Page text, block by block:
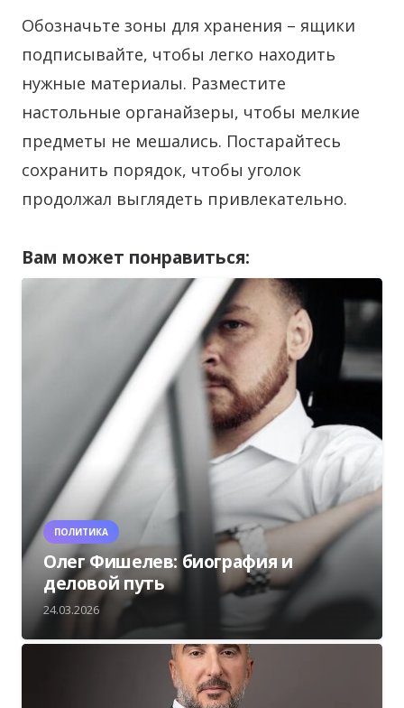
Обозначьте зоны для хранения – ящики
подписывайте, чтобы легко находить
нужные материалы. Разместите
настольные органайзеры, чтобы мелкие
предметы не мешались. Постарайтесь
сохранить порядок, чтобы уголок
продолжал выглядеть привлекательно.
Вам может понравиться:
ПОЛИТИКА
Олег Фишелев: биография и
деловой путь
24.03.2026